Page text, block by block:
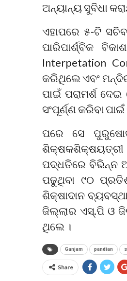
ଅନ୍ୟାନ୍ୟ ସୁବିଧା
ଏହାପରେ ୫-ଟି
ପାରିପାର୍ଶ୍ବିକ
Interpetation
କରିଥିଲେ ଏବଂ
ପାଇଁ ପରାମର୍ଶ
ସଂପୂର୍ଣ୍ଣ କରିବା
ପରେ ସେ
ଶିକ୍ଷକଶିକ୍ଷୟତ୍ରୀ
ପଦ୍ଧତିରେ ବିଭିନ୍ନ
ପଢୁଥିବା ୯୦
ଶିକ୍ଷାଦାନ
ଜିଲ୍ଲାର ଏସ୍‌.ପି ଓ
ଥିଲେ ।
Ganjam pandian
Share